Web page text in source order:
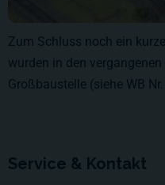
Zum Schluss noch ein
wurden in den
Großbaustelle (siehe WB
Service & Kontakt